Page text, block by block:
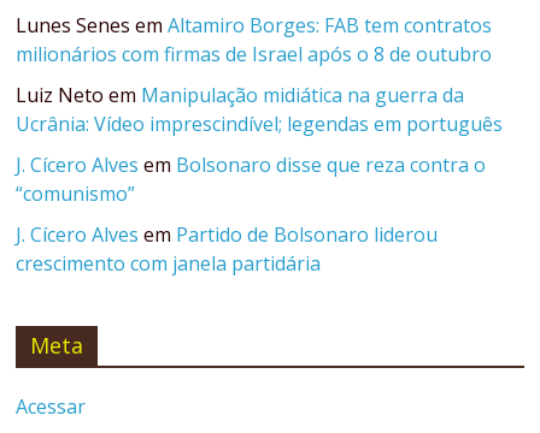
Lunes Senes emAltamiro Borges: FAB tem contratos
milionários com firmas de Israel após o 8 de outubro
Luiz Neto em Manipulação midiática na guerra da
Ucrânia: Vídeo imprescindível; legendas em português
J. Cícero Alves em Bolsonaro disse que reza contra o
“comunismo”
J. Cícero Alves em Partido de Bolsonaro liderou
crescimento com janela partidária
Meta
Acessar